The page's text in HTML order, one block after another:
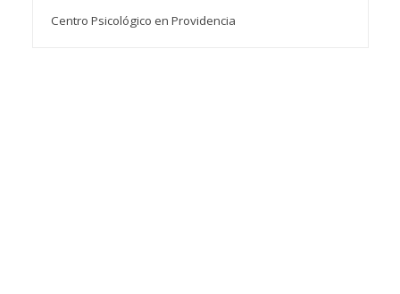
Centro Psicológico en Providencia